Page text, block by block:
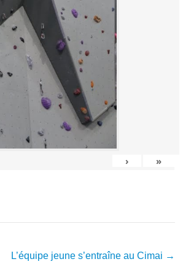
› »
L’équipe jeune s’entraîne au Cimai →